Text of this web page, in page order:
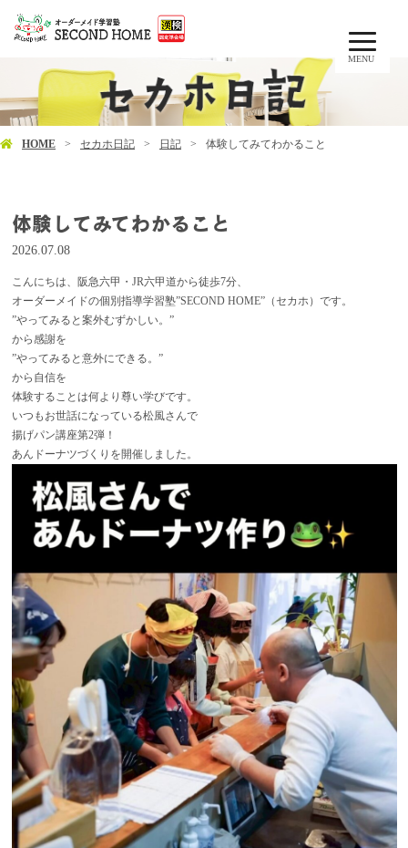
MENU
HOME セカホ日記 日記 体験してみてわかること
体験してみてわかること
2026.07.08
こんにちは、阪急六甲・JR六甲道から徒歩7分、
オーダーメイドの個別指導学習塾”SECOND HOME”（セカホ）です。
”やってみると案外むずかしい。”
から感謝を
”やってみると意外にできる。”
から自信を
体験することは何より尊い学びです。
いつもお世話になっている松風さんで
揚げパン講座第2弾！
あんドーナツづくりを開催しました。